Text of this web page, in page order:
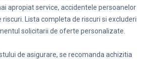
apropiat service, accidentele persoanelor
Lista completa de riscuri si excluderi
solicitarii de oferte personalizate.
de asigurare, se recomanda achizitia